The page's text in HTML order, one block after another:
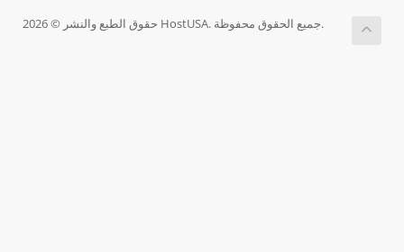
حقوق الطبع والنشر © 2026 HostUSA. جميع الحقوق محفوظة.